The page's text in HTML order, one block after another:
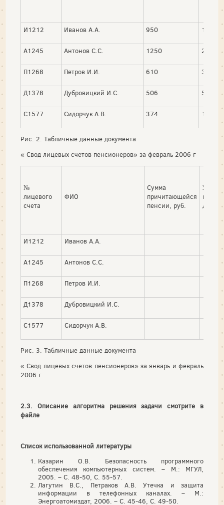
И1212 Иванов А.А. 950 130
А1245 Антонов С.С. 1250 210
П1268 Петров И.И. 610 30
Д1378 Дубровицкий И.С. 506 5
С1577 Сидорчук А.В. 374 100
Рис. 2. Табличные данные документа
« Свод лицевых счетов пенсионеров» за февраль 2006 г
№
лицевого
счета
ФИО
Сумма
причитающейся
пенсии, руб.
И1212 Иванов А.А.
А1245 Антонов С.С.
П1268 Петров И.И.
Д1378 Дубровицкий И.С.
С1577 Сидорчук А.В.
Рис. 3. Табличные данные документа
« Свод лицевых счетов пенсионеров» за январь и февраль
2006 г
2.3. Описание алгоритма решения задачи смотрите в
файле
Список использованной литературы
Казарин О.В. Безопасность программного
обеспечения компьютерных систем. – М.: МГУЛ,
2005. – С. 48-50, С. 55-57.
Лагутин В.С., Петраков А.В. Утечка и защита
информации в телефонных каналах. – М.:
Энергоатомиздат, 2006. – С. 45-46, С. 49-50.